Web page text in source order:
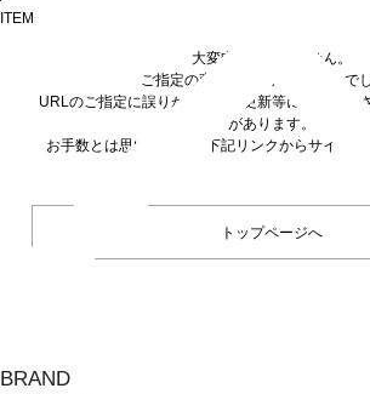
BRAND
ITEM
大変申し訳ありません。
ご指定の商品が見つかりませんでし
URLのご指定に誤りがあるか、更新等に伴い削除
があります。
お手数とは思いますが、下記リンクからサイトへ
トップページへ